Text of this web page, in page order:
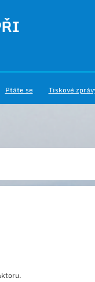
Ptáte se Tiskové